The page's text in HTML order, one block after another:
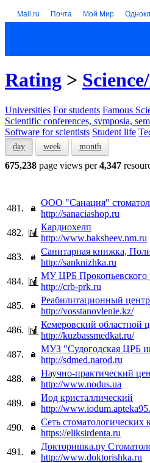
Mail.ru Почта Мой Мир
Rating >
Universities For students Famous
Scientific conferences, symposia,
Software for scientists Student life
day week month
675,238 page views per4,347
481.
ООО "Санация"
http://sanaciashop.ru
482.
Кардиохелп
http://www.baksheev.nm.ru
483.
Санитарная книжка,
http://sanknizhka.ru
484.
МУ ЦРБ Прокопьевского
http://crb-prk.ru
485.
Реабилитационный
http://vosstanovlenie.kz/
486.
Кемеровский областной
http://kuzbassmedkat.ru/
487.
МУЗ "Судогодская ЦРБ
http://sdmed.narod.ru
488.
Научно-практический
http://www.nodus.ua
489.
Иод кристаллический
http://
490.
Сеть
https://eliksirdenta.ru
491.
Докторишка.ру
http://www.doktorishka.ru